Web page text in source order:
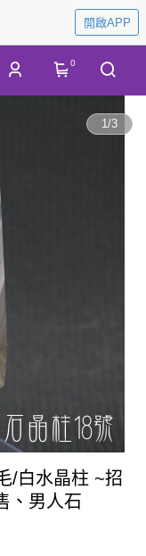
開啟APP
0
1/3
/白水晶柱 ~招
、男人石